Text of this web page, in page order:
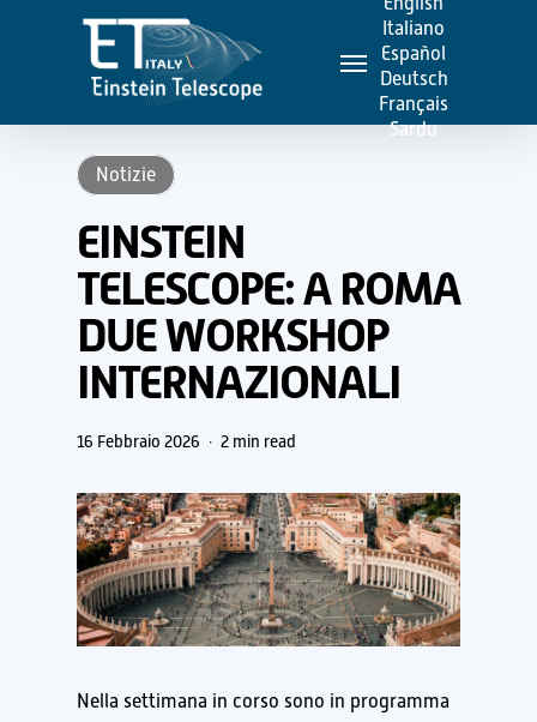
content
Menu
Italiano
Español
Deutsch
Français
Sardu
Notizie
EINSTEIN
TELESCOPE: A ROMA
DUE WORKSHOP
INTERNAZIONALI
16 Febbraio 2026 2 min read
Nella settimana in corso sono in programma